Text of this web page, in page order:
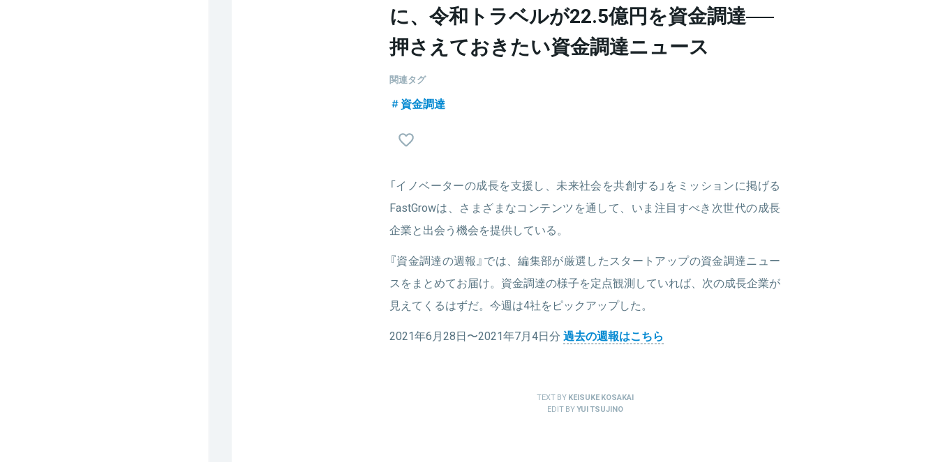
に、令和トラベルが22.5億円を資金調達──
押さえておきたい資金調達ニュース
関連タグ
資金調達
「イノベーターの成長を支援し、未来社会を共創する」をミッションに掲げる
FastGrowは、さまざまなコンテンツを通して、いま注目すべき次世代の成長
企業と出会う機会を提供している。
『資金調達の週報』では、編集部が厳選したスタートアップの資金調達ニュー
スをまとめてお届け。資金調達の様子を定点観測していれば、次の成長企業が
見えてくるはずだ。今週は4社をピックアップした。
2021年6月28日〜2021年7月4日分 過去の週報はこちら
TEXT BYKEISUKE KOSAKAI
EDIT BYYUI TSUJINO